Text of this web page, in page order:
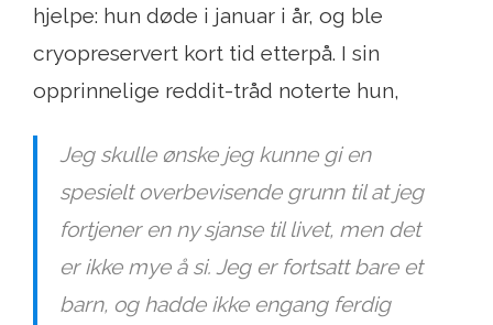
hjelpe: hun døde i januar i år, og ble
cryopreservert kort tid etterpå. I sin
opprinnelige reddit-tråd noterte hun,
Jeg skulle ønske jeg kunne gi en
spesielt overbevisende grunn til at jeg
fortjener en ny sjanse til livet, men det
er ikke mye å si. Jeg er fortsatt bare et
barn, og hadde ikke engang ferdig